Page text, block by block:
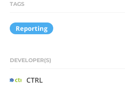
TAGS
Reporting
DEVELOPER(S)
CTRL